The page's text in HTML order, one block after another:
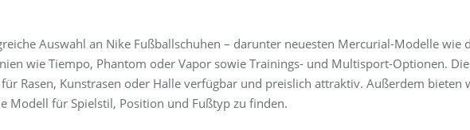
Auswahl an Nike Fußballschuhen – darunter neuesten Mercurial-Modelle wie
wie Tiempo, Phantom oder Vapor sowie Trainings- und Multisport-Optionen. Die
Rasen, Kunstrasen oder Halle verfügbar und preislich attraktiv. Außerdem bieten
Modell für Spielstil, Position und Fußtyp zu finden.